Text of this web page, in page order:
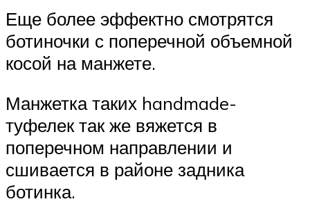
Еще более эффектно смотрятся
ботиночки с поперечной объемной
косой на манжете.
Манжетка таких handmade-
туфелек так же вяжется в
поперечном направлении и
сшивается в районе задника
ботинка.